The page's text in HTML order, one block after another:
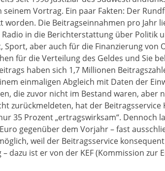
seinem Vortrag. Ein paar Fakten: Der
worden. Die Beitragseinnahmen pro Jahr
in die Berichterstattung über Politik
Sport, aber auch für die Finanzierung von
für die Verteilung des Geldes und Sie
haben sich 1,7 Millionen
einmaligen Abgleich mit Daten der
die zuvor nicht im Bestand waren, aber
zurückmeldeten, hat der
35 Prozent „ertragswirksam“. Dennoch
gegenüber dem Vorjahr – fast
weil der Beitragsservice
dazu ist er von der KEF (Kommission